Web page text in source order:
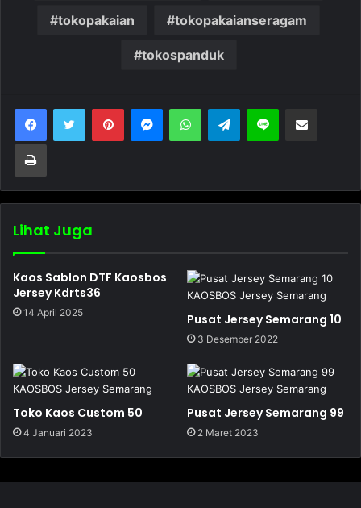
tokopakaian tokopakaianseragam
tokospanduk
Telegram
Lihat Juga
Kaos Sablon DTF Kaosbos
Jersey Kdrts36
14 April 2025 Pusat Jersey Semarang 10
3 Desember 2022
Toko Kaos Custom 50
4 Januari 2023
Pusat Jersey Semarang 99
2 Maret 2023